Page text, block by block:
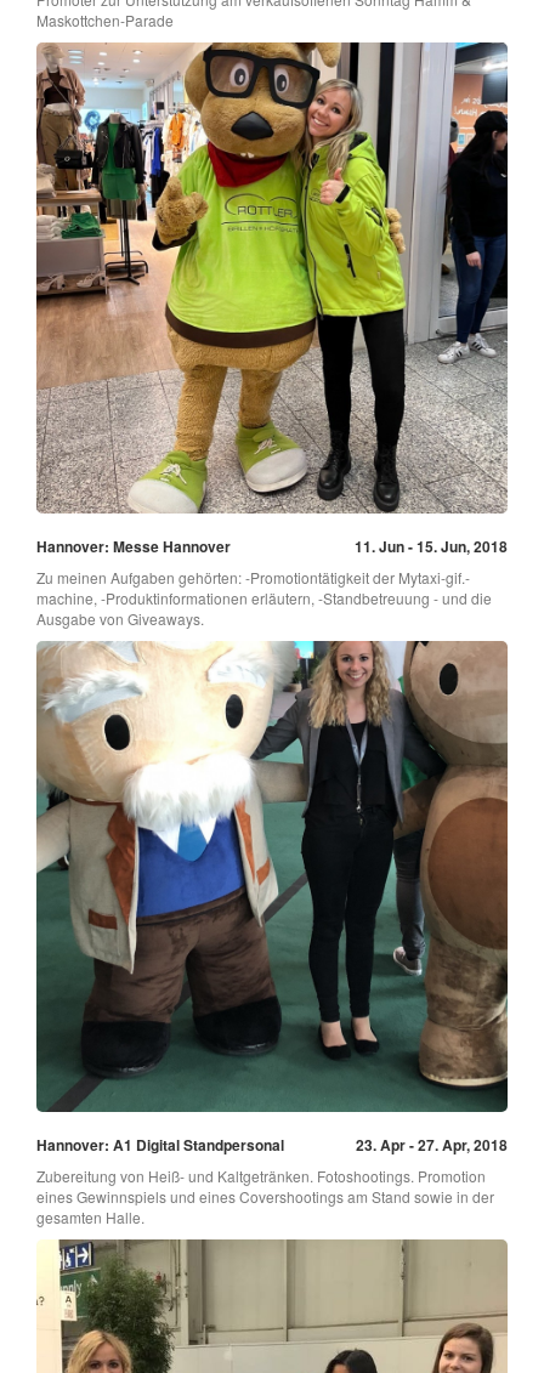
Maskottchen-Parade
Hannover: Messe Hannover 11. Jun - 15. Jun, 2018
Zu meinen Aufgaben gehörten: -Promotiontätigkeit der Mytaxi-gif.-
machine, -Produktinformationen erläutern, -Standbetreuung - und die
Ausgabe von Giveaways.
Hannover: A1 Digital Standpersonal 23. Apr - 27. Apr, 2018
Zubereitung von Heiß- und Kaltgetränken. Fotoshootings. Promotion
eines Gewinnspiels und eines Covershootings am Stand sowie in der
gesamten Halle.